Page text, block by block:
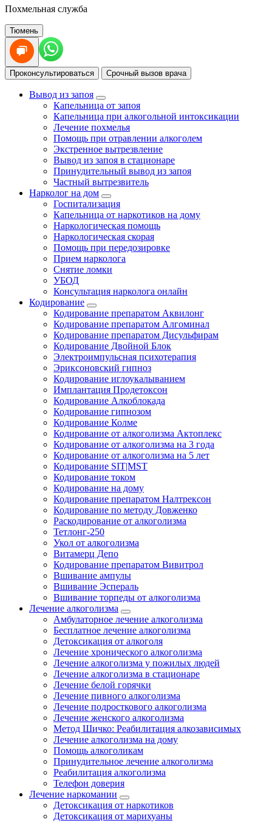
Похмельная служба
Тюмень
Проконсультироваться Срочный вызов врача
Вывод из запоя
Капельница от запоя
Капельница при алкогольной интоксикации
Лечение похмелья
Помощь при отравлении алкоголем
Экстренное вытрезвление
Вывод из запоя в стационаре
Принудительный вывод из запоя
Частный вытрезвитель
Нарколог на дом
Госпитализация
Капельница от наркотиков на дому
Наркологическая помощь
Наркологическая скорая
Помощь при передозировке
Прием нарколога
Снятие ломки
УБОД
Консультация нарколога онлайн
Кодирование
Кодирование препаратом Аквилонг
Кодирование препаратом Алгоминал
Кодирование препаратом Дисульфирам
Кодирование Двойной Блок
Электроимпульсная психотерапия
Эриксоновский гипноз
Кодирование иглоукалыванием
Имплантация Продетоксон
Кодирование Алкоблокада
Кодирование гипнозом
Кодирование Колме
Кодирование от алкоголизма Актоплекс
Кодирование от алкоголизма на 3 года
Кодирование от алкоголизма на 5 лет
Кодирование SIT|MST
Кодирование током
Кодирование на дому
Кодирование препаратом Налтрексон
Кодирование по методу Довженко
Раскодирование от алкоголизма
Тетлонг-250
Укол от алкоголизма
Витамерц Депо
Кодирование препаратом Вивитрол
Вшивание ампулы
Вшивание Эспераль
Вшивание торпеды от алкоголизма
Лечение алкоголизма
Амбулаторное лечение алкоголизма
Бесплатное лечение алкоголизма
Детоксикация от алкоголя
Лечение хронического алкоголизма
Лечение алкоголизма у пожилых людей
Лечение алкоголизма в стационаре
Лечение белой горячки
Лечение пивного алкоголизма
Лечение подросткового алкоголизма
Лечение женского алкоголизма
Метод Шичко: Реабилитация алкозависимых
Лечение алкоголизма на дому
Помощь алкоголикам
Принудительное лечение алкоголизма
Реабилитация алкоголизма
Телефон доверия
Лечение наркомании
Детоксикация от наркотиков
Детоксикация от марихуаны